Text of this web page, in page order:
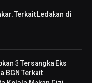
Terkait Ledakan di
3 Tersangka Eks
BGN Terkait